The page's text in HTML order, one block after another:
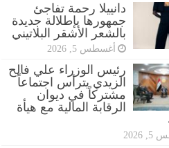
دانييلا رحمة تفاجئ
جمهورها بإطلالة جديدة
بالشعر الأشقر البلاتيني
أغسطس 5, 2026
رئيس الوزراء علي فالح
الزيدي يترأس اجتماعاً
مشتركاً في ديوان
الرقابة المالية مع هيأة
2026